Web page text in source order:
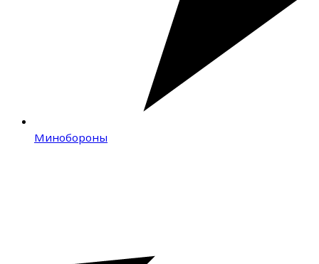
Минобороны